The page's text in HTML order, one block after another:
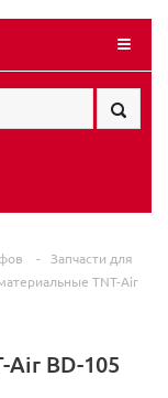
-
Запчасти для
TNT-Air
Air BD-105